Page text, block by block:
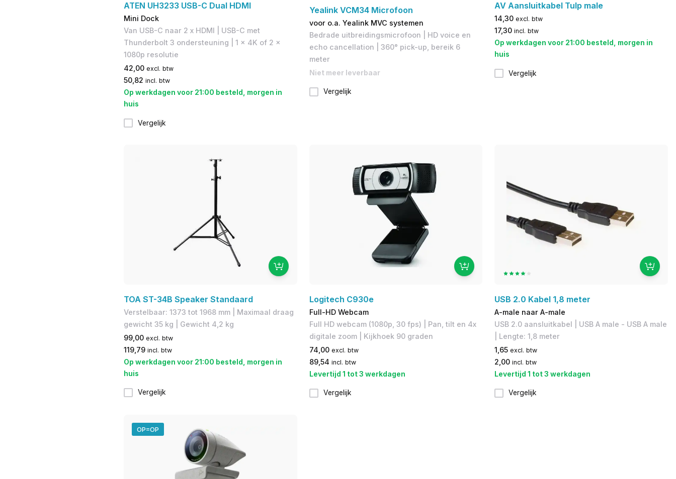
ATEN UH3233 USB-C Dual HDMI
Mini Dock
Van USB-C naar 2 x HDMI | USB-C met
Thunderbolt 3 ondersteuning | 1 x 4K of 2 x
1080p resolutie
42,00 excl. btw
50,82 incl. btw
Op werkdagen voor 21:00 besteld, morgen in
huis
Vergelijk
Yealink VCM34 Microfoon
voor o.a. Yealink MVC systemen
Bedrade uitbreidingsmicrofoon | HD voice en
echo cancellation | 360° pick-up, bereik 6
meter
Niet meer leverbaar
Vergelijk
AV Aansluitkabel Tulp male
14,30 excl. btw
17,30 incl. btw
Op werkdagen voor 21:00 besteld, morgen in
huis
Vergelijk
TOA ST-34B Speaker Standaard
​Verstelbaar: 1373 tot 1968 mm | ​Maximaal draag
gewicht 35 kg | ​Gewicht 4,2 kg
99,00 excl. btw
119,79 incl. btw
Op werkdagen voor 21:00 besteld, morgen in
huis
Vergelijk
Logitech C930e
Full-HD Webcam
Full HD webcam (1080p, 30 fps) | Pan, tilt en 4x
digitale zoom | Kijkhoek 90 graden
74,00 excl. btw
89,54 incl. btw
Levertijd 1 tot 3 werkdagen
Vergelijk
USB 2.0 Kabel 1,8 meter
A-male naar A-male
USB 2.0 aansluitkabel | USB A male - USB A male
| Lengte: 1,8 meter
1,65 excl. btw
2,00 incl. btw
Levertijd 1 tot 3 werkdagen
Vergelijk
OP=OP